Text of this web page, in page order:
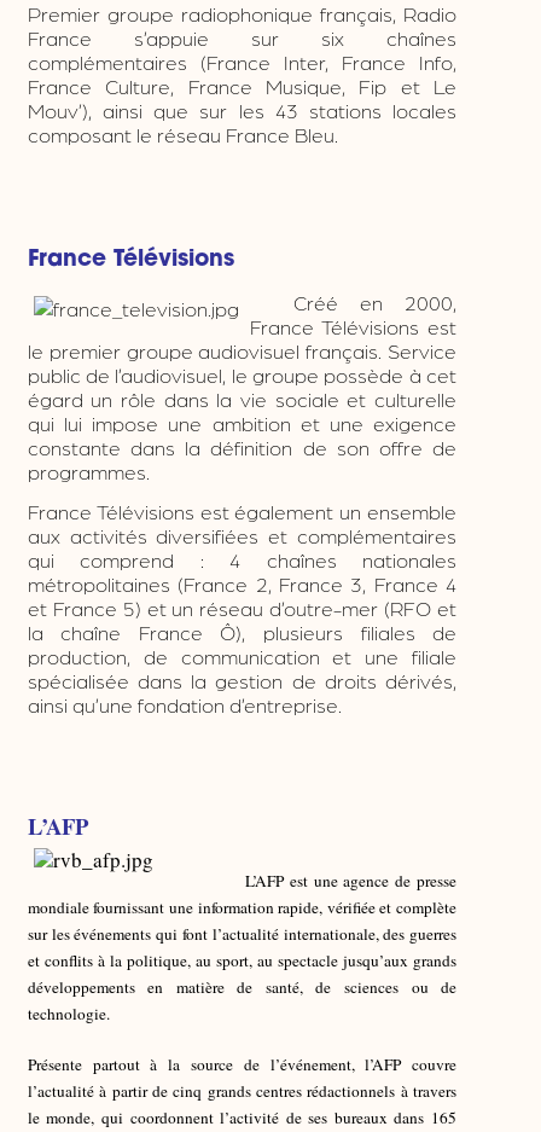
Premier groupe radiophonique français, Radio
France s’appuie sur six chaînes
complémentaires (France Inter, France Info,
France Culture, France Musique, Fip et Le
Mouv’), ainsi que sur les 43 stations locales
composant le réseau France Bleu.
France Télévisions
Créé en 2000,
France Télévisions est
le premier groupe audiovisuel français. Service
public de l’audiovisuel, le groupe possède à cet
égard un rôle dans la vie sociale et culturelle
qui lui impose une ambition et une exigence
constante dans la définition de son offre de
programmes.
France Télévisions est également un ensemble
aux activités diversifiées et complémentaires
qui comprend : 4 chaînes nationales
métropolitaines (France 2, France 3, France 4
et France 5) et un réseau d’outre-mer (RFO et
la chaîne France Ô), plusieurs filiales de
production, de communication et une filiale
spécialisée dans la gestion de droits dérivés,
ainsi qu’une fondation d’entreprise.
L’AFP
L’AFP est une agence de presse
mondiale fournissant une information rapide, vérifiée et complète
sur les événements qui font l’actualité internationale, des guerres
et conflits à la politique, au sport, au spectacle jusqu’aux grands
développements en matière de santé, de sciences ou de
technologie.
Présente partout à la source de l’événement, l’AFP couvre
l’actualité à partir de cinq grands centres rédactionnels à travers
le monde, qui coordonnent l’activité de ses bureaux dans 165